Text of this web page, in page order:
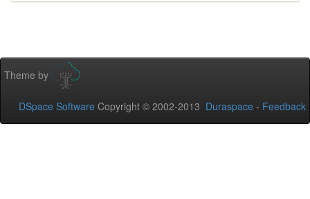
Theme by
DSpace Software Copyright © 2002-2013 Duraspace - Feedback